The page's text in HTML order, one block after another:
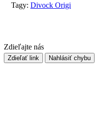
Tagy: Divock Origi
Zdieľajte nás
Zdieľať link Nahlásiť chybu